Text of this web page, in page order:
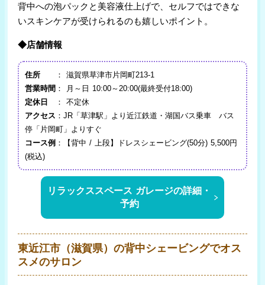
背中への泡パックと美容液仕上げで、セルフではできな
いスキンケアが受けられるのも嬉しいポイント。
◆店舗情報
住所
： 滋賀県草津市片岡町213-1
営業時間 ： 月～日 10:00～20:00(最終受付18:00)
定休日
： 不定休
アクセス ：JR「草津駅」より近江鉄道・湖国バス乗車 バス
停「片岡町」よりすぐ
コース例 ：【背中 / 上段】ドレスシェービング(50分) 5,500円
(税込)
リラックススペース ガレージの詳細・
予約
東近江市（滋賀県）の背中シェービングでオス
スメのサロン